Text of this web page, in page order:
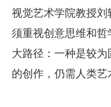
视觉艺术学院教授
须重视创意思维和
大路径：一种是较
的创作，仍需人类艺